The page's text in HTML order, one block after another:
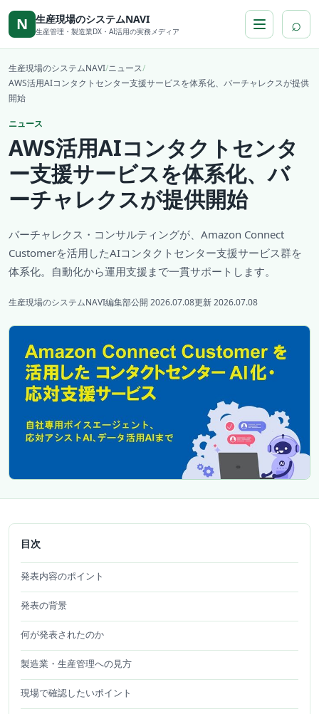
本文へ移動
N 生産現場のシステムNAVI
生産管理・製造業DX・AI活用の実務メディア ⌕
生産現場のシステムNAVI/ニュース/
AWS活用AIコンタクトセンター支援サービスを体系化、バーチャレクスが提供
開始
ニュース
AWS活用AIコンタクトセンタ
ー支援サービスを体系化、バ
ーチャレクスが提供開始
バーチャレクス・コンサルティングが、Amazon Connect
Customerを活用したAIコンタクトセンター支援サービス群を
体系化。自動化から運用支援まで一貫サポートします。
生産現場のシステムNAVI編集部公開 2026.07.08更新 2026.07.08
目次
発表内容のポイント
発表の背景
何が発表されたのか
製造業・生産管理への見方
現場で確認したいポイント